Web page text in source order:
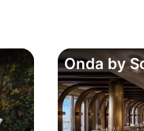
Onda by